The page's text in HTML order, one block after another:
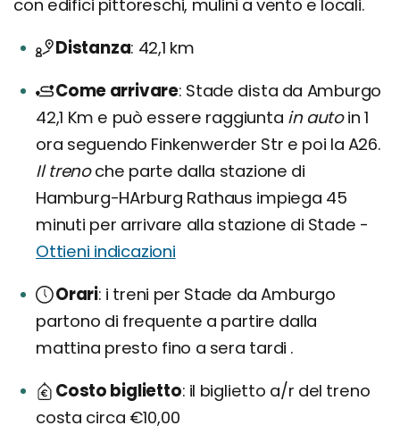
con edifici pittoreschi, mulini a vento e locali.
Distanza 42,1 km
Come arrivare Stade dista da Amburgo
42,1 Km e può essere raggiunta in autoin 1
ora seguendo Finkenwerder Str e poi la A26.
Il trenoche parte dalla stazione di
Hamburg-HArburg Rathaus impiega 45
minuti per arrivare alla stazione di Stade -
Ottieni indicazioni
Orari i treni per Stade da Amburgo
partono di frequente a partire dalla
mattina presto fino a sera tardi .
Costo biglietto il biglietto a/r del treno
costa circa €10,00